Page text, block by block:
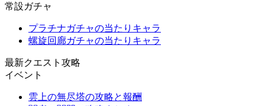
常設ガチャ
プラチナガチャの当たりキャラ
螺旋回廊ガチャの当たりキャラ
最新クエスト攻略
イベント
雲上の無尽塔の攻略と報酬